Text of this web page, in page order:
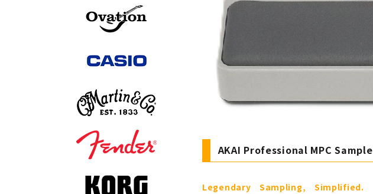
AKAI Professional MPC Sample
Legendary Sampling, Simplified.